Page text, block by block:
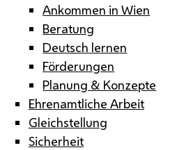
Ankommen in Wien
Beratung
Deutsch lernen
Förderungen
Planung & Konzepte
Ehrenamtliche Arbeit
Gleichstellung
Sicherheit